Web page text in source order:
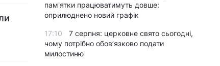
пам'ятки працюватимуть довше:
оприлюднено новий графік
17:10
7 серпня: церковне свято сьогодні,
чому потрібно обов’язково подати
милостиню